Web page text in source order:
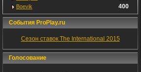
Boevik 400
События ProPlay.ru
Сезон ставок The International 2015
Голосование